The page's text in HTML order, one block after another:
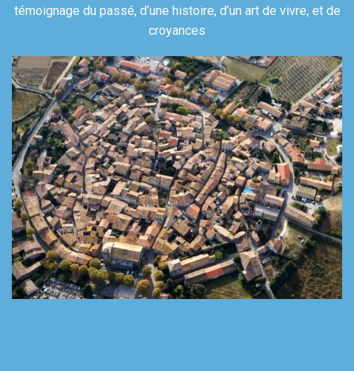
témoignage du passé, d’une histoire, d’un art de vivre, et de
croyances